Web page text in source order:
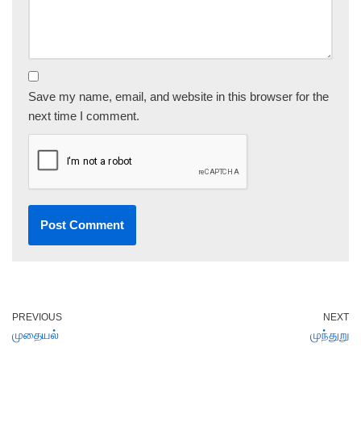
Save my name, email, and website in this browser for the
next time I comment.
PREVIOUS
முதையல்
NEXT
முந்துறு